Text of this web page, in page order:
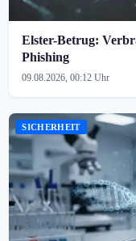
Elster-Betrug:
Phishing
09.08.2026, 00:12 Uhr
SICHERHEIT